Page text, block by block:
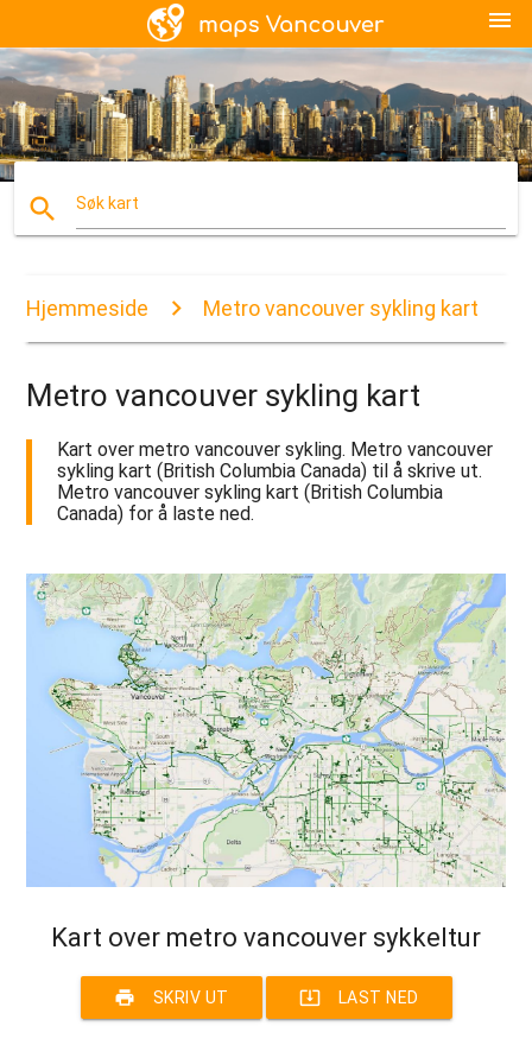
menu
search Søk kart
Hjemmeside Metro vancouver sykling kart
Metro vancouver sykling kart
Kart over metro vancouver sykling. Metro vancouver
sykling kart (British Columbia Canada) til å skrive ut.
Metro vancouver sykling kart (British Columbia
Canada) for å laste ned.
Kart over metro vancouver sykkeltur
print SKRIV UT system_update_alt LAST NED